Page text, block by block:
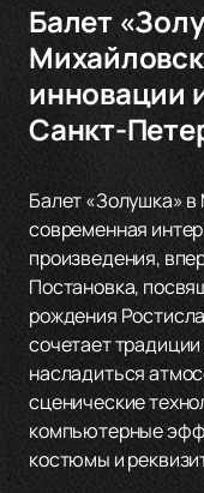
Балет
инновации
Санкт-
Балет «Золушка»
современная
произведения,
Постановка,
рождения
сочетает
насладиться
сценические
компьютерные
костюмы и